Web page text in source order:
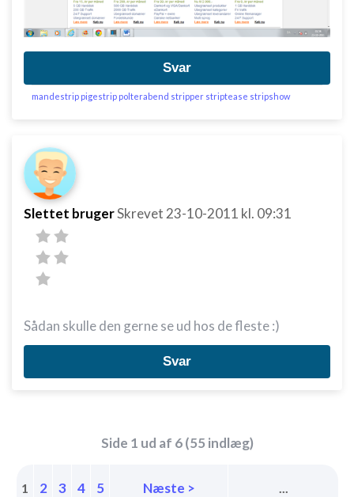
Svar
mandestrip pigestrip polterabend stripper striptease stripshow
Slettet brugerSkrevet 23-10-2011 kl. 09:31
Sådan skulle den gerne se ud hos de fleste :)
Svar
Side 1 ud af 6 (55 indlæg)
1 2 3 4 5 Næste > ...
Annoncering / marketing